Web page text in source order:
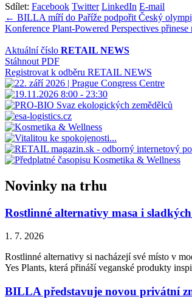
Sdílet: Facebook Twitter LinkedIn E-mail
Navigace
pro
příspěvek
← BILLA míří do Paříže podpořit Český
Konference Plant-Powered Perspectives
Aktuální číslo RETAIL NEWS
Stáhnout PDF
Registrovat k odběru RETAIL NEWS
Novinky na trhu
Rostlinné alternativy masa i
1. 7. 2026
Rostlinné alternativy si nacházejí své místo v
Yes Plants, která přináší veganské produkty
BILLA představuje novou privátní